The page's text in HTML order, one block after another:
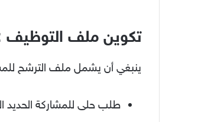
تكوين ملف التوظيف
ينبغي أن يشمل ملف الترشح
طلب حلى للمشاركة الحديد